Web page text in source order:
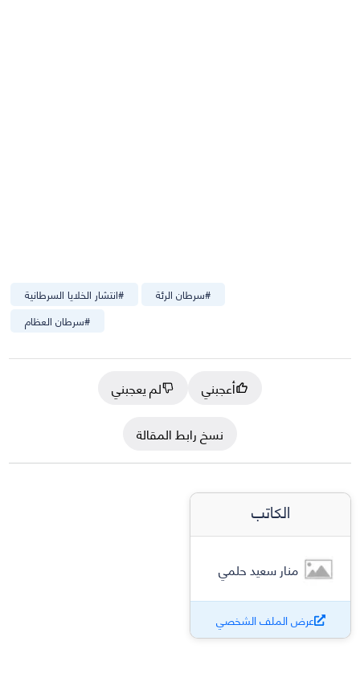
#انتشار الخلايا السرطانية #سرطان الرئة
#سرطان العظام
أعجبني
لم يعجبني
نسخ رابط المقالة
الكاتب
منار سعيد حلمي
عرض الملف الشخصي